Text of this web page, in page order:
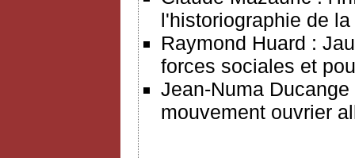
l'historiographie de
Raymond Huard :
forces sociales et
Jean-Numa
mouvement ouvrier